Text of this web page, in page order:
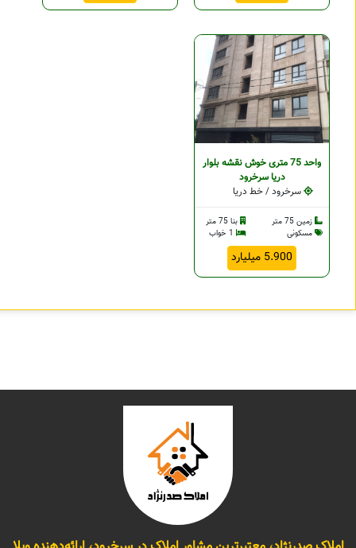
واحد 75 متری خوش نقشه بلوار
دریا سرخرود
سرخرود / خط دریا
زمین 75 متر
بنا 75 متر
مسکونی
5.900 میلیارد